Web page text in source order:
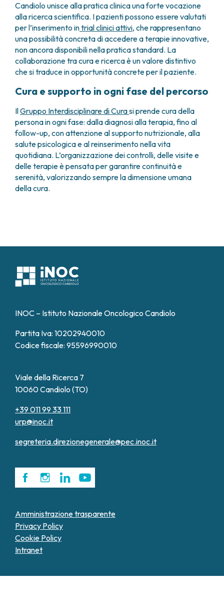
Candiolo unisce alla pratica clinica una forte vocazione
alla ricerca scientifica. I pazienti possono essere valutati
per l’inserimento intrial clinici attivi, che rappresentano
una possibilità concreta di accedere a terapie innovative,
non ancora disponibili nella pratica standard. La
collaborazione tra cura e ricerca è un valore distintivo
che si traduce in opportunità concrete per il paziente.
Cura e supporto in ogni fase del percorso
IlGruppo Interdisciplinare di Curasi prende cura della
persona in ogni fase: dalla diagnosi alla terapia, fino al
follow-up, con attenzione al supporto nutrizionale, alla
salute psicologica e al reinserimento nella vita
quotidiana. L’organizzazione dei controlli, delle visite e
delle terapie è pensata per garantire continuità e
serenità, valorizzando sempre la dimensione umana
della cura.
INOC – Istituto Nazionale Oncologico Candiolo
Partita Iva: 10202940010
Codice fiscale: 95596990010
Viale della Ricerca 7
10060 Candiolo (TO)
+39 011 99 33 111
urp@inoc.it
segreteria.direzionegenerale@pec.inoc.it
Amministrazione trasparente
Privacy Policy
Cookie Policy
Intranet